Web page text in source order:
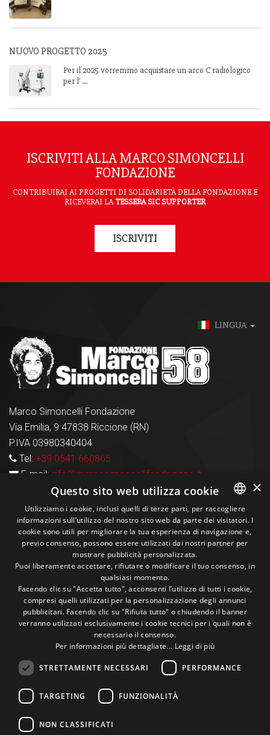
NUOVO PROGETTO 2025
Per il 2025 vorremmo acquistare un arco C radiologico
per l’ ...
ISCRIVITI ALLA MARCO SIMONCELLI
FONDAZIONE
CONTRIBUIRAI AI PROGETTI DI SOLIDARIETÀ DELLA FONDAZIONE E
RICEVERAI LATESSERA SIC SUPPORTER
ISCRIVITI
LINGUA
Marco Simoncelli Fondazione
Via Emilia, 9 47838 Riccione (RN)
P.IVA 03980340404
Tel: +39 0541 660865
E-mail: info@marcosimoncellifondazione.it
Carte Accettate
Seguici sui social
1M
Followers
13k
Followers
10+
Followers
300+
Followers
Un pò di foto! @marcosic_fondazione
ITALIAN
ENGLISH
×
Questo sito web utilizza cookie
Utilizziamo i cookie, inclusi quelli di terze parti, per raccogliere
informazioni sull’utilizzo del nostro sito web da parte dei visitatori. I
cookie sono utili per migliorare la tua esperienza di navigazione e,
previo consenso, possono essere utilizzati dai nostri partner per
mostrare pubblicità personalizzata.
Puoi liberamente accettare, rifiutare o modificare il tuo consenso, in
qualsiasi momento.
Facendo clic su "Accetta tutto", acconsenti l’utilizzo di tutti i cookie,
compresi quelli utilizzati per la personalizzazione degli annunci
pubblicitari. Facendo clic su "Rifiuta tutto" o chiudendo il banner
verranno utilizzati esclusivamente i cookie tecnici per i quali non è
necessario il consenso.
Per informazioni più dettagliate... Leggi di più
STRETTAMENTE NECESSARI PERFORMANCE
TARGETING FUNZIONALITÀ
NON CLASSIFICATI